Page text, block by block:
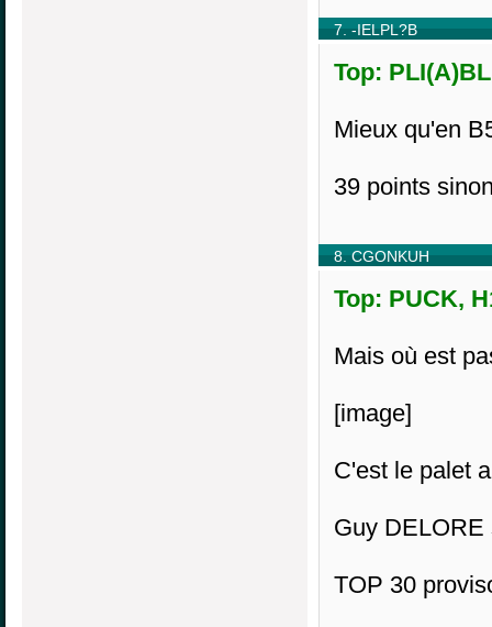
7. -IELPL?B
Top:
Mieux qu'en
39 points
8. CGONKUH
Top: PUCK,
Mais où est
[image]
C'est le palet
Guy DELORE
TOP 30